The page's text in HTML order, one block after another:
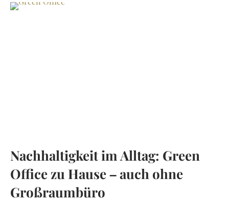
Nachhaltigkeit im Alltag: Green
Office zu Hause – auch ohne
Groß­raumbüro